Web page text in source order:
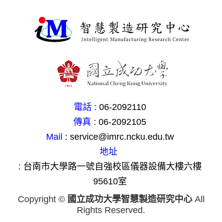
電話 : 06-2092110
傳真 : 06-2092105
Mail : service@imrc.ncku.edu.tw
地址
: 台南市大學路一號自強校區儀器設備大樓六樓
95610室
Copyright © 國立成功大學智慧製造研究中心All
Rights Reserved.